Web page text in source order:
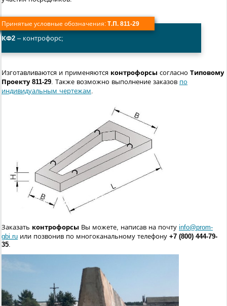
Принятые условные обозначения: Т.П. 811-29
КФ2 – контрофорс;
Изготавливаются и применяются контрофорсы согласно Типовому
Проекту 811-29. Также возможно выполнение заказов по
индивидуальным чертежам.
Заказать контрофорсы Вы можете, написав на почту info@prom-
gbi.ru или позвонив по многоканальному телефону +7 (800) 444-79-
35.